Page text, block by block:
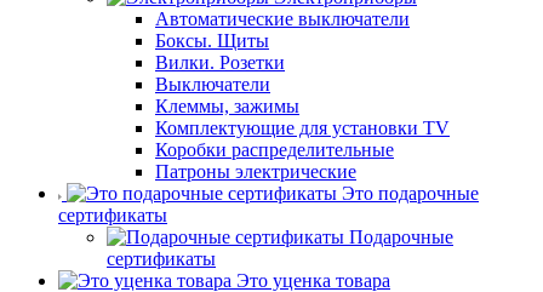
Автоматические выключатели
Боксы. Щиты
Вилки. Розетки
Выключатели
Клеммы, зажимы
Комплектующие для установки TV
Коробки распределительные
Патроны электрические
Это подарочные
сертификаты
Подарочные
сертификаты
Это уценка товара